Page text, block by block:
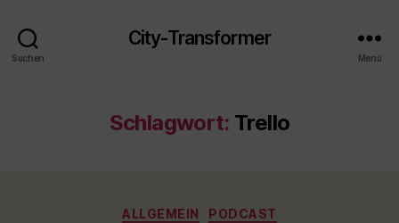
Suchen
City-Transformer
Menü
Schlagwort: Trello
Kategorien
ALLGEMEIN PODCAST